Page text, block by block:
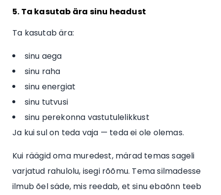
5. Ta kasutab ära sinu headust
Ta kasutab ära:
sinu aega
sinu raha
sinu energiat
sinu tutvusi
sinu perekonna vastutulelikkust
Ja kui sul on teda vaja — teda ei ole olemas.
Kui räägid oma muredest, märad temas sageli
varjatud rahulolu, isegi rõõmu. Tema silmadesse
ilmub õel säde, mis reedab, et sinu ebaõnn teeb